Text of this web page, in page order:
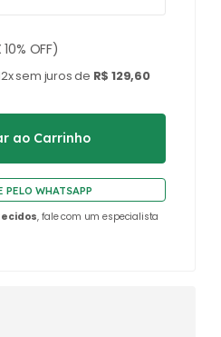
10% OFF)
sem juros de R$ 129,60
PELO WHATSAPP
, fale com um especialista